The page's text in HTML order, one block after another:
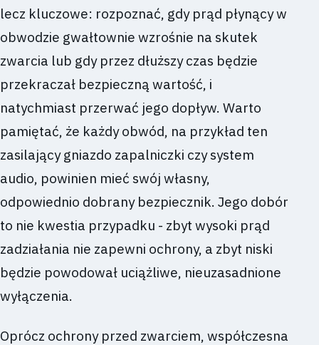
lecz kluczowe: rozpoznać, gdy prąd płynący w
obwodzie gwałtownie wzrośnie na skutek
zwarcia lub gdy przez dłuższy czas będzie
przekraczał bezpieczną wartość, i
natychmiast przerwać jego dopływ. Warto
pamiętać, że każdy obwód, na przykład ten
zasilający gniazdo zapalniczki czy system
audio, powinien mieć swój własny,
odpowiednio dobrany bezpiecznik. Jego dobór
to nie kwestia przypadku - zbyt wysoki prąd
zadziałania nie zapewni ochrony, a zbyt niski
będzie powodował uciążliwe, nieuzasadnione
wyłączenia.
Oprócz ochrony przed zwarciem, współczesna